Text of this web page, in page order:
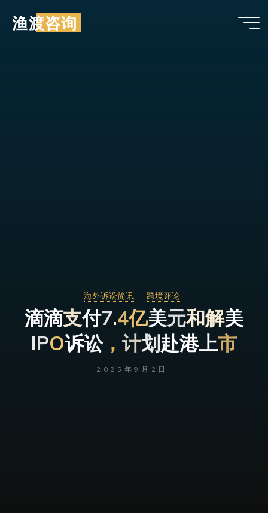
渔渡咨询
海外诉讼简讯 跨境评论
滴滴支支
付7.
.4亿美元和和
解
解 美
IPO诉讼， 计
计 划赴港上市
2025年9月2日